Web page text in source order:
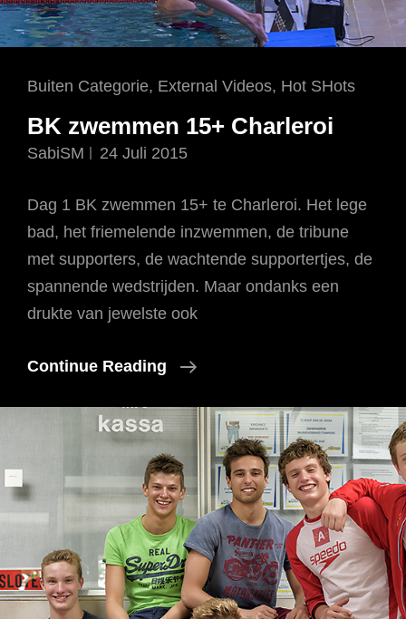
Cat
Buiten Categorie, External Videos, Hot SHots
BK zwemmen 15+ Charleroi
SabiSM 24 Juli 2015
Dag 1 BK zwemmen 15+ te Charleroi. Het lege
bad, het friemelende inzwemmen, de tribune
met supporters, de wachtende supportertjes, de
spannende wedstrijden. Maar ondanks een
drukte van jewelste ook
Continue Reading
BK
15+
Charleroi